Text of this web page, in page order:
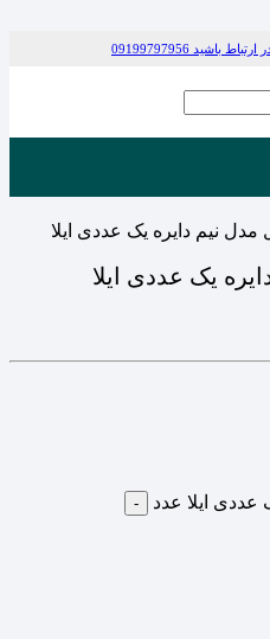
09199797956
مدل نیم دایره یک عددی ایلا
یک عددی ایلا
عددی ایلا عدد -